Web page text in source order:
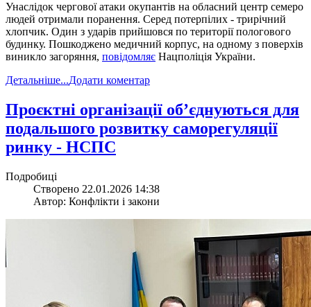
Унаслідок чергової атаки окупантів на обласний центр семеро
людей отримали поранення. Серед потерпілих - трирічний
хлопчик. Один з ударів прийшовся по території пологового
будинку. Пошкоджено медичний корпус, на одному з поверхів
виникло загоряння, повідомляє Нацполіція України.
Детальніше...Додати коментар
​Проєктні організації об’єднуються для
подальшого розвитку саморегуляції
ринку - НСПС
Подробиці
Створено 22.01.2026 14:38
Автор: Конфлікти і закони